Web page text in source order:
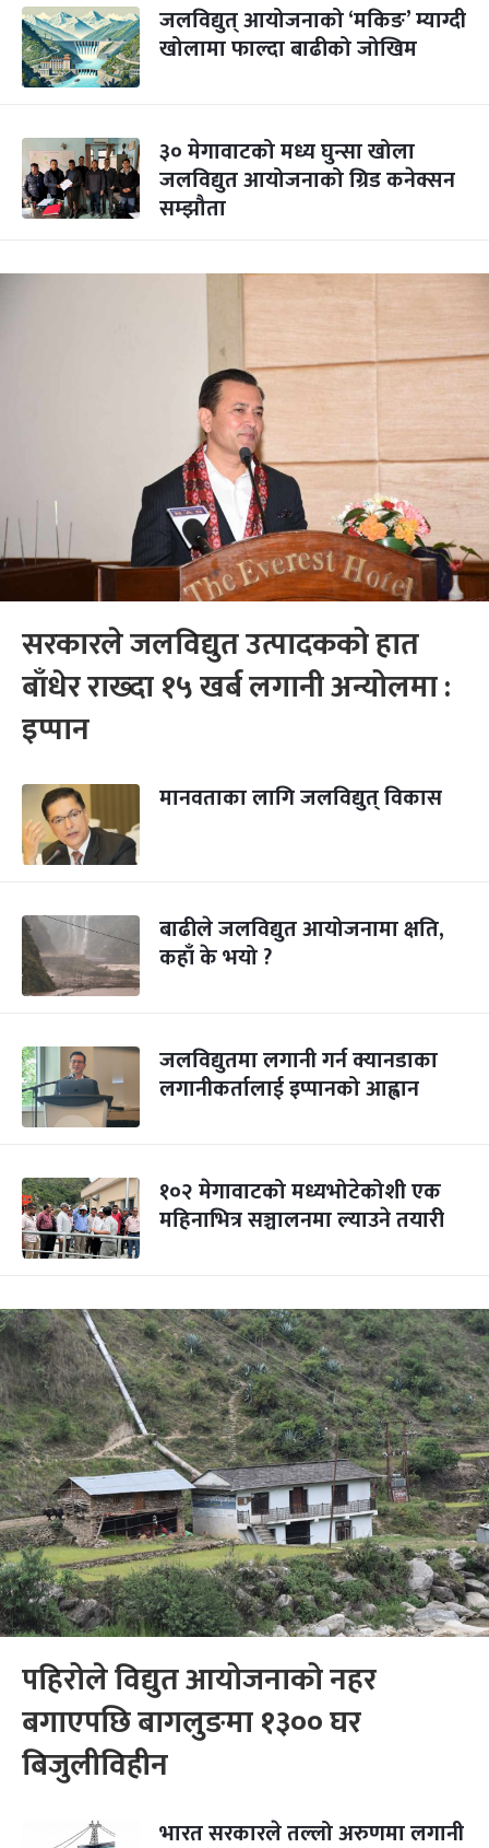
जलविद्युत् आयोजनाको ‘मकिङ’ म्याग्दी
खोलामा फाल्दा बाढीको जोखिम
३० मेगावाटको मध्य घुन्सा खोला
जलविद्युत आयोजनाको ग्रिड कनेक्सन
सम्झौता
सरकारले जलविद्युत उत्पादकको हात
बाँधेर राख्दा १५ खर्ब लगानी अन्योलमा :
इप्पान
मानवताका लागि जलविद्युत् विकास
बाढीले जलविद्युत आयोजनामा क्षति,
कहाँ के भयो ?
जलविद्युतमा लगानी गर्न क्यानडाका
लगानीकर्तालाई इप्पानको आह्वान
१०२ मेगावाटको मध्यभोटेकोशी एक
महिनाभित्र सञ्चालनमा ल्याउने तयारी
पहिरोले विद्युत आयोजनाको नहर
बगाएपछि बागलुङमा १३०० घर
बिजुलीविहीन
भारत सरकारले तल्लो अरुणमा लगानी